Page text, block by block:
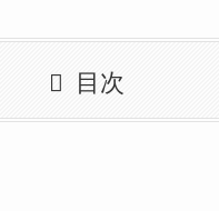
目次